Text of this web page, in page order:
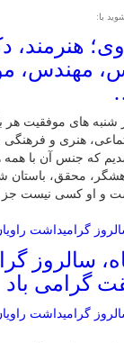
با:
هنرمند،
مهندس،
در شنبه های موفقیت
هنری و فرهنگی
که جنس آن با همه
محقق،
و او کسی نیست جز
ماه، سالروز
گرامی باد